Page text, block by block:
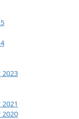
2023
2020